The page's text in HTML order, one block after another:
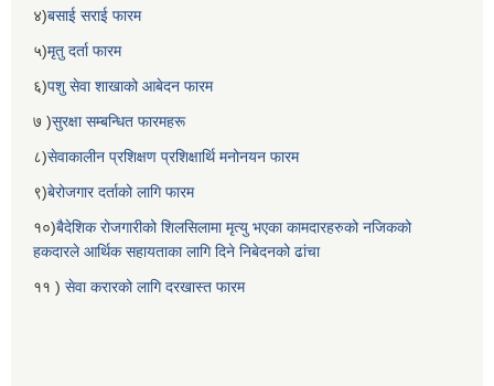
४)बसाई सराई फारम
५)मृतु दर्ता फारम
६)पशु सेवा शाखाको आबेदन फारम
७ )सुरक्षा सम्बन्धित फारमहरू
८)सेवाकालीन प्रशिक्षण प्रशिक्षार्थि मनोनयन फारम
९)बेरोजगार दर्ताको लागि फारम
१०)बैदेशिक रोजगारीको शिलसिलामा मृत्यु भएका कामदारहरुको नजिकको
हकदारले आर्थिक सहायताका लागि दिने निबेदनको ढांचा
११ ) सेवा करारको लागि दरखास्त फारम